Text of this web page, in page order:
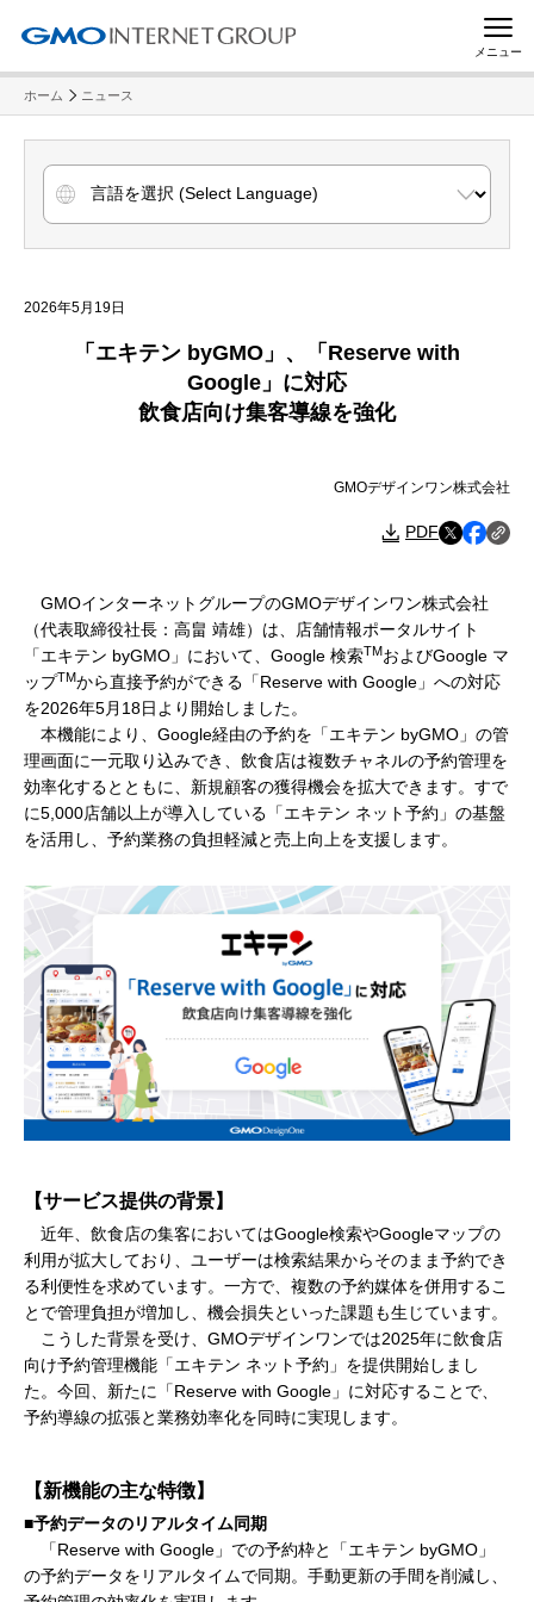
メニュー
ホーム ニュース
2026年5月19日
「エキテン byGMO」、「Reserve with
Google」に対応
飲食店向け集客導線を強化
GMOデザインワン株式会社
PDF
GMOインターネットグループのGMOデザインワン株式会社
（代表取締役社長：高畠 靖雄）は、店舗情報ポータルサイト
「エキテン byGMO」において、Google 検索TMおよびGoogle マ
ップTMから直接予約ができる「Reserve with Google」への対応
を2026年5月18日より開始しました。
本機能により、Google経由の予約を「エキテン byGMO」の管
理画面に一元取り込みでき、飲食店は複数チャネルの予約管理を
効率化するとともに、新規顧客の獲得機会を拡大できます。すで
に5,000店舗以上が導入している「エキテン ネット予約」の基盤
を活用し、予約業務の負担軽減と売上向上を支援します。
【サービス提供の背景】
近年、飲食店の集客においてはGoogle検索やGoogleマップの
利用が拡大しており、ユーザーは検索結果からそのまま予約でき
る利便性を求めています。一方で、複数の予約媒体を併用するこ
とで管理負担が増加し、機会損失といった課題も生じています。
こうした背景を受け、GMOデザインワンでは2025年に飲食店
向け予約管理機能「エキテン ネット予約」を提供開始しまし
た。今回、新たに「Reserve with Google」に対応することで、
予約導線の拡張と業務効率化を同時に実現します。
【新機能の主な特徴】
■予約データのリアルタイム同期
「Reserve with Google」での予約枠と「エキテン byGMO」
の予約データをリアルタイムで同期。手動更新の手間を削減し、